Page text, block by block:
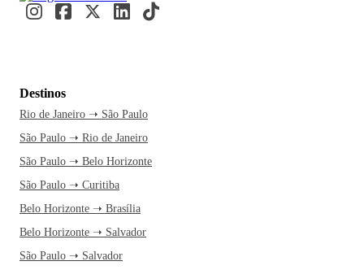
Destinos
Rio de Janeiro ➝ São Paulo
São Paulo ➝ Rio de Janeiro
São Paulo ➝ Belo Horizonte
São Paulo ➝ Curitiba
Belo Horizonte ➝ Brasília
Belo Horizonte ➝ Salvador
São Paulo ➝ Salvador